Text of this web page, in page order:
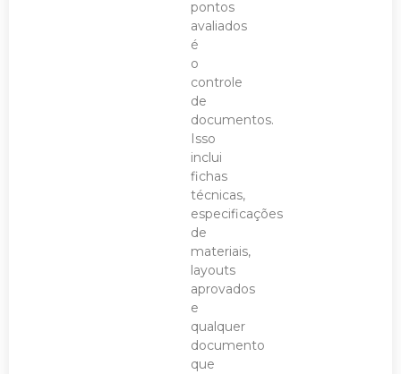
pontos
avaliados
é
o
controle
de
documentos.
Isso
inclui
fichas
técnicas,
especificações
de
materiais,
layouts
aprovados
e
qualquer
documento
que